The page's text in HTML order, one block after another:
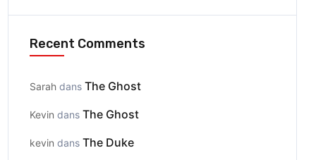
Recent Comments
Sarah dans The Ghost
Kevin dans The Ghost
kevin dans The Duke